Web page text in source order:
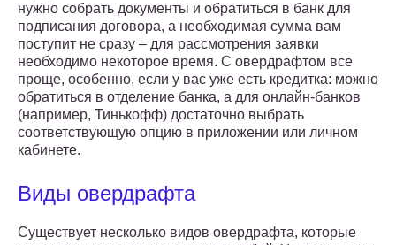
нужно собрать документы и обратиться в банк для
подписания договора, а необходимая сумма вам
поступит не сразу – для рассмотрения заявки
необходимо некоторое время. С овердрафтом все
проще, особенно, если у вас уже есть кредитка: можно
обратиться в отделение банка, а для онлайн-банков
(например, Тинькофф) достаточно выбрать
соответствующую опцию в приложении или личном
кабинете.
Виды овердрафта
Существует несколько видов овердрафта, которые